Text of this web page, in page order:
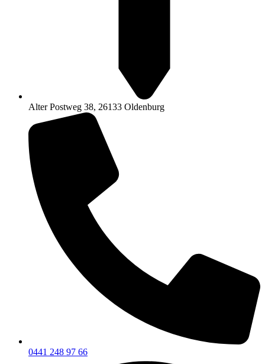
Alter Postweg 38, 26133 Oldenburg
0441 248 97 66